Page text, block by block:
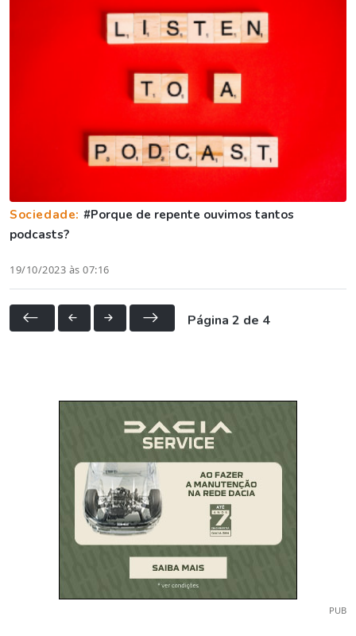
Sociedade: #Porque de repente ouvimos tantos
podcasts?
19/10/2023 às 07:16
Página 2 de 4
PUB